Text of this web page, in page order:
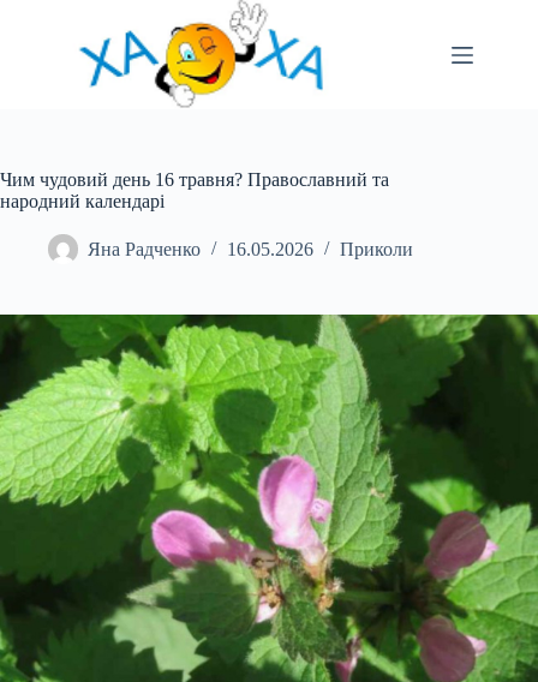
Чим чудовий день 16 травня? Православний та
народний календарі
Яна Радченко 16.05.2026 Приколи